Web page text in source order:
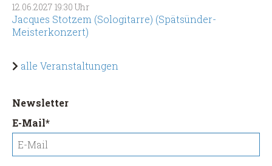
12.06.2027 19:30 Uhr
Jacques Stotzem (Sologitarre) (Spätsünder-
Meisterkonzert)
alle Veranstaltungen
Newsletter
Pflichtfeld
E-Mail*